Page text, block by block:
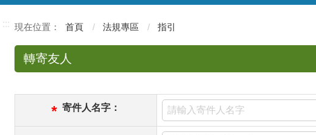
::: 首頁 法規專區 指引
轉寄友人
* 寄件人名字：